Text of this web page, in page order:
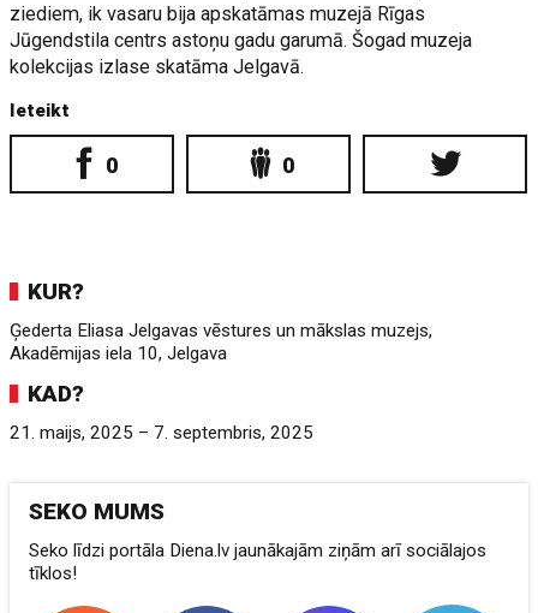
ziediem, ik vasaru bija apskatāmas muzejā Rīgas
Jūgendstila centrs astoņu gadu garumā. Šogad muzeja
kolekcijas izlase skatāma Jelgavā.
Ieteikt
0 0
KUR?
Ģederta Eliasa Jelgavas vēstures un mākslas muzejs,
Akadēmijas iela 10, Jelgava
KAD?
21. maijs, 2025 – 7. septembris, 2025
SEKO MUMS
Seko līdzi portāla Diena.lv jaunākajām ziņām arī sociālajos
tīklos!